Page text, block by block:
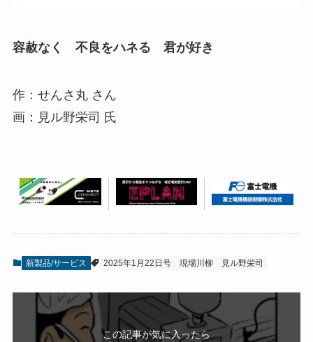
容赦なく 不良をハネる 君が好き
作：せんさ丸 さん
画：見ル野栄司 氏
新製品/サービス 2025年1月22日号 現場川柳 見ル野栄司
この記事が気に入ったら